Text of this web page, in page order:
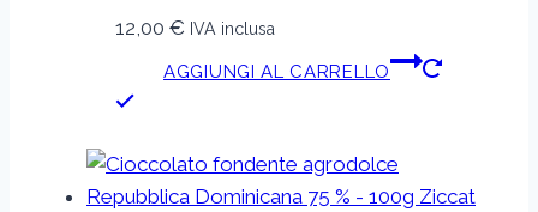
12,00 € IVA inclusa
AGGIUNGI AL CARRELLO